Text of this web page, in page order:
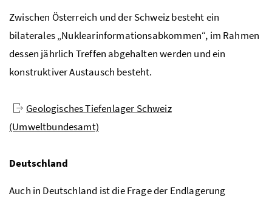
Zwischen Österreich und der Schweiz besteht ein
bilaterales „Nuklearinformationsabkommen“, im Rahmen
dessen jährlich Treffen abgehalten werden und ein
konstruktiver Austausch besteht.
Geologisches Tiefenlager Schweiz
(Umweltbundesamt)
Deutschland
Auch in Deutschland ist die Frage der Endlagerung